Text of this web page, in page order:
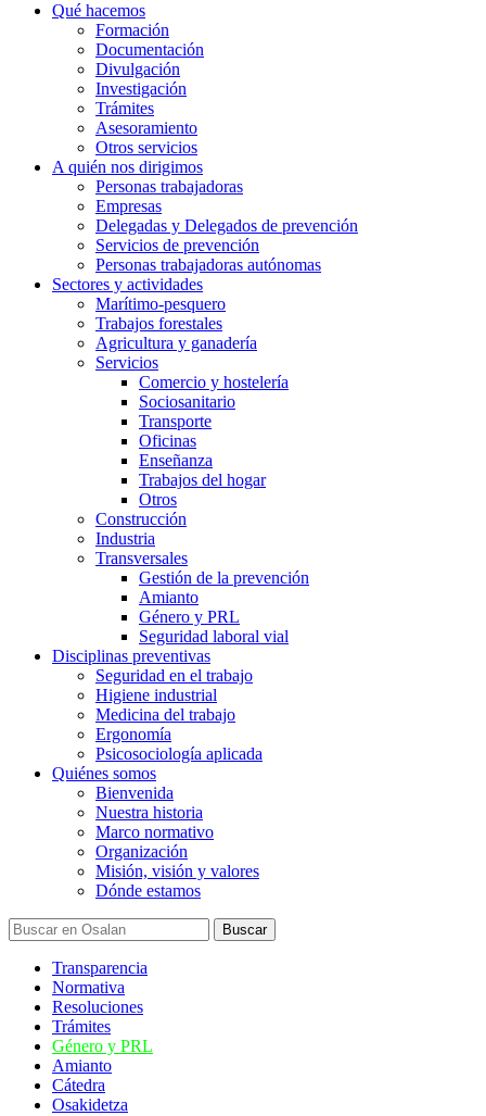
Qué hacemos
Formación
Documentación
Divulgación
Investigación
Trámites
Asesoramiento
Otros servicios
A quién nos dirigimos
Personas trabajadoras
Empresas
Delegadas y Delegados de prevención
Servicios de prevención
Personas trabajadoras autónomas
Sectores y actividades
Marítimo-pesquero
Trabajos forestales
Agricultura y ganadería
Servicios
Comercio y hostelería
Sociosanitario
Transporte
Oficinas
Enseñanza
Trabajos del hogar
Otros
Construcción
Industria
Transversales
Gestión de la prevención
Amianto
Género y PRL
Seguridad laboral vial
Disciplinas preventivas
Seguridad en el trabajo
Higiene industrial
Medicina del trabajo
Ergonomía
Psicosociología aplicada
Quiénes somos
Bienvenida
Nuestra historia
Marco normativo
Organización
Misión, visión y valores
Dónde estamos
Transparencia
Normativa
Resoluciones
Trámites
Género y PRL
Amianto
Cátedra
Osakidetza